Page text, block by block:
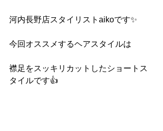
河内長野店スタイリストaikoです✨
今回オススメするヘアスタイルは
襟足をスッキリカットしたショートス
タイルです👍